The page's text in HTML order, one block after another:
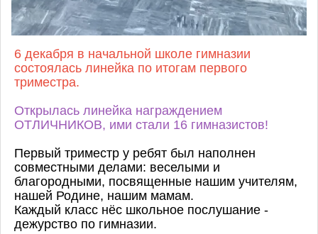
6 декабря в начальной школе гимназии
состоялась линейка по итогам первого
триместра.
Открылась линейка награждением
ОТЛИЧНИКОВ, ими стали 16 гимназистов!
Первый триместр у ребят был наполнен
совместными делами: веселыми и
благородными, посвященные нашим учителям,
нашей Родине, нашим мамам.
Каждый класс нёс школьное послушание -
дежурство по гимназии.